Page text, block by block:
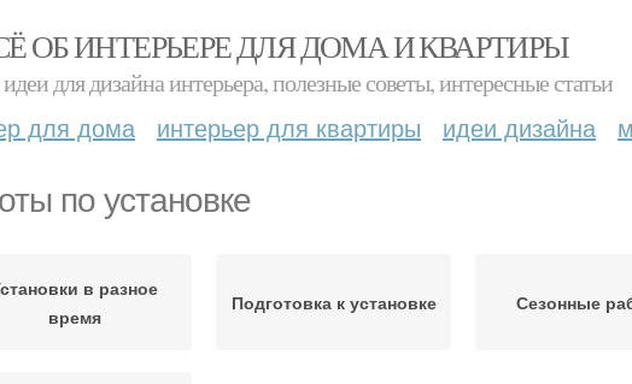
ОБ ИНТЕРЬЕРЕ ДЛЯ ДОМА И КВАРТИРЫ
для дизайна интерьера, полезные советы, интересные статьи
для дома интерьер для квартиры идеи дизайна
по установке
в разное
время
Подготовка к установке Сезонные